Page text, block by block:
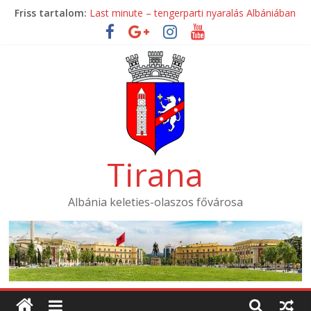
SkipFriss tartalom: Last minute – tengerparti nyaralás Albániában
Mondial Hotel ****
Mak Albania Hotel *****
La Bohème Hotel ****
Tirana International Hotel ****
Tirana
Albánia keleties-olaszos fővárosa